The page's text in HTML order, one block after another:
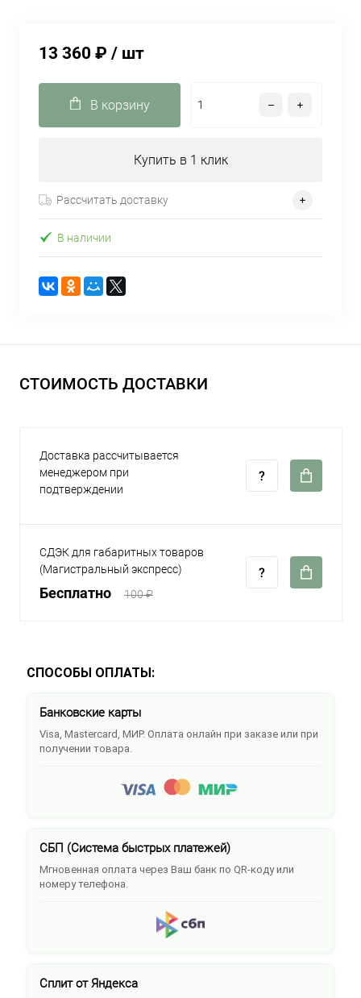
13 360 ₽ / шт
В корзину
Купить в 1 клик
Рассчитать доставку
В наличии
СТОИМОСТЬ ДОСТАВКИ
Доставка рассчитывается
менеджером при
подтверждении
СДЭК для габаритных товаров
(Магистральный экспресс)
Бесплатно 100 ₽
СПОСОБЫ ОПЛАТЫ:
Банковские карты
Visa, Mastercard, МИР. Оплата онлайн при заказе или при
получении товара.
СБП (Система быстрых платежей)
Мгновенная оплата через Ваш банк по QR-коду или
номеру телефона.
Сплит от Яндекса